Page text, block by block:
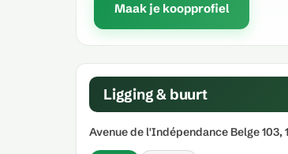
Maak je koopprofiel
Ligging & buurt
Avenue de l'Indépendance Belge 103,